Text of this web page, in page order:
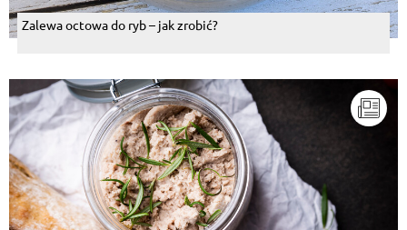
Zalewa octowa do ryb – jak zrobić?